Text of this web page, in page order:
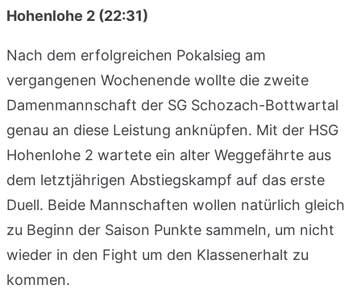
Hohenlohe 2 (22:31)
Nach dem erfolgreichen Pokalsieg am
vergangenen Wochenende wollte die zweite
Damenmannschaft der SG Schozach-Bottwartal
genau an diese Leistung anknüpfen. Mit der HSG
Hohenlohe 2 wartete ein alter Weggefährte aus
dem letztjährigen Abstiegskampf auf das erste
Duell. Beide Mannschaften wollen natürlich gleich
zu Beginn der Saison Punkte sammeln, um nicht
wieder in den Fight um den Klassenerhalt zu
kommen.